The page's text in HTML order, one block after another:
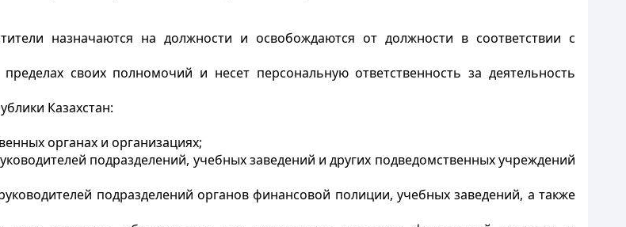
назначаются на должности и освобождаются от должности в соответствии с
своих полномочий и несет персональную ответственность за деятельность
Казахстан:
органах и организациях;
подразделений, учебных заведений и других подведомственных учреждений
подразделений органов финансовой полиции, учебных заведений, а также